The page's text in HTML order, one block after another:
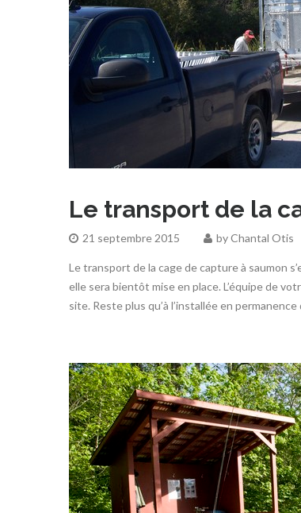
Le transport de la
21 septembre 2015 byChantal Otis
Le transport de la cage de capture à saumon
elle sera bientôt mise en place. L’équipe de
site. Reste plus qu’à l’installée en